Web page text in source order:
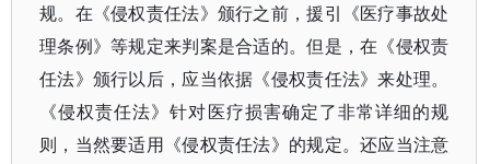
规。在《侵权责任法》颁行之前，援引《医疗事故处
理条例》等规定来判案是合适的。但是，在《侵权责
任法》颁行以后，应当依据《侵权责任法》来处理。
《侵权责任法》针对医疗损害确定了非常详细的规
则，当然要适用《侵权责任法》的规定。还应当注意